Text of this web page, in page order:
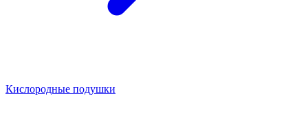
Кислородные подушки